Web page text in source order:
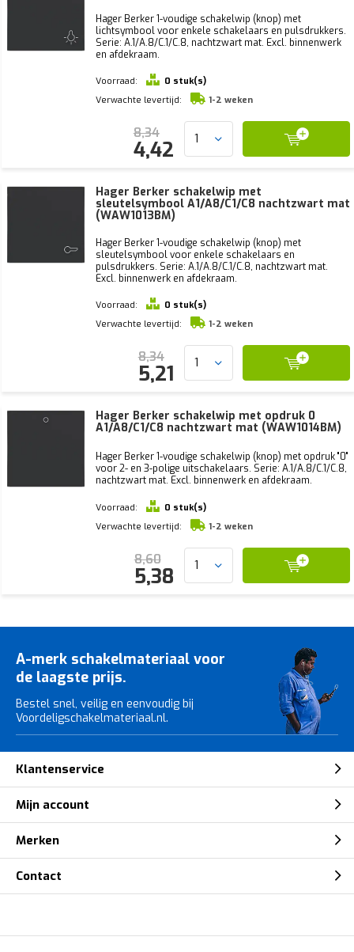
Hager Berker 1-voudige schakelwip (knop) met
lichtsymbool voor enkele schakelaars en pulsdrukkers.
Serie: A.1/A.8/C.1/C.8, nachtzwart mat. Excl. binnenwerk
en afdekraam.
Voorraad:
0 stuk(s)
Verwachte levertijd:
1-2 weken
8,34
4,42
Hager Berker schakelwip met
sleutelsymbool A1/A8/C1/C8 nachtzwart mat
(WAW1013BM)
Hager Berker 1-voudige schakelwip (knop) met
sleutelsymbool voor enkele schakelaars en
pulsdrukkers. Serie: A.1/A.8/C.1/C.8, nachtzwart mat.
Excl. binnenwerk en afdekraam.
Voorraad:
0 stuk(s)
Verwachte levertijd:
1-2 weken
8,34
5,21
Hager Berker schakelwip met opdruk 0
A1/A8/C1/C8 nachtzwart mat (WAW1014BM)
Hager Berker 1-voudige schakelwip (knop) met opdruk "0"
voor 2- en 3-polige uitschakelaars. Serie: A.1/A.8/C.1/C.8,
nachtzwart mat. Excl. binnenwerk en afdekraam.
Voorraad:
0 stuk(s)
Verwachte levertijd:
1-2 weken
8,60
5,38
A-merk schakelmateriaal voor
de laagste prijs.
Bestel snel, veilig en eenvoudig bij
Voordeligschakelmateriaal.nl.
Klantenservice
Mijn account
Merken
Contact